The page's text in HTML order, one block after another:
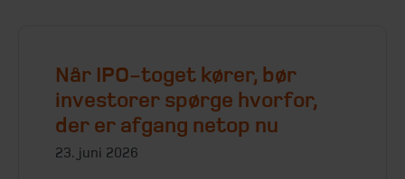
Når IPO-toget kører, bør
investorer spørge hvorfor,
der er afgang netop nu
23. juni 2026